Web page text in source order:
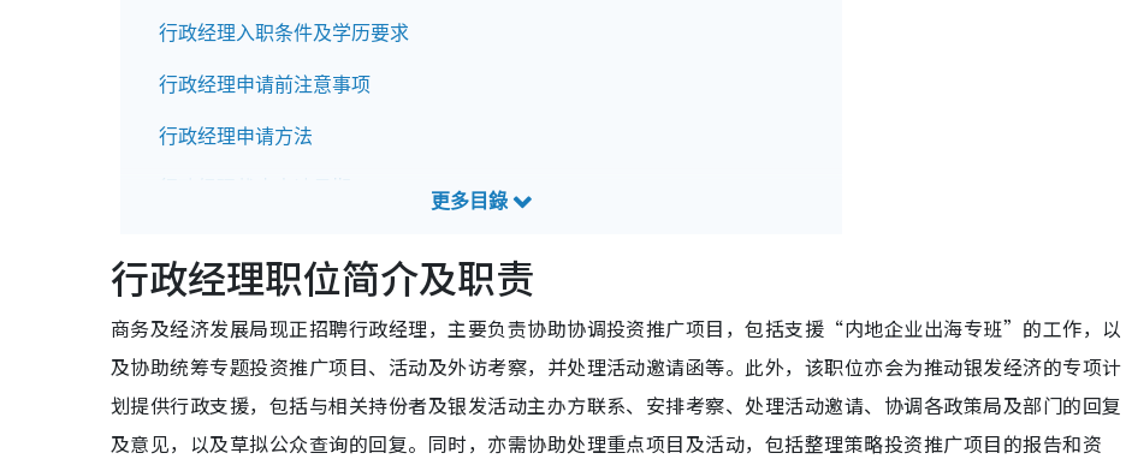
行政经理入职条件及学历要求
行政经理申请前注意事项
行政经理申请方法
行政经理职位简介及职责
商务及经济发展局现正招聘行政经理，主要负责协助协调投资推广项目，包括支援“内地企业出海专班”的工作，以
及协助统筹专题投资推广项目、活动及外访考察，并处理活动邀请函等。此外，该职位亦会为推动银发经济的专项计
划提供行政支援，包括与相关持份者及银发活动主办方联系、安排考察、处理活动邀请、协调各政策局及部门的回复
及意见，以及草拟公众查询的回复。同时，亦需协助处理重点项目及活动，包括整理策略投资推广项目的报告和资